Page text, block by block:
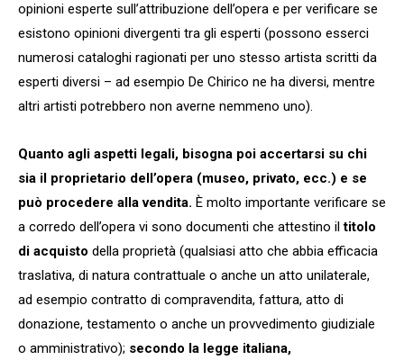
opinioni esperte sull’attribuzione dell’opera e per verificare se
esistono opinioni divergenti tra gli esperti (possono esserci
numerosi cataloghi ragionati per uno stesso artista scritti da
esperti diversi – ad esempio De Chirico ne ha diversi, mentre
altri artisti potrebbero non averne nemmeno uno).
Quanto agli aspetti legali, bisogna poi accertarsi su chi
sia il proprietario dell’opera (museo, privato, ecc.) e se
può procedere alla vendita. È molto importante verificare se
a corredo dell’opera vi sono documenti che attestino iltitolo
di acquisto della proprietà (qualsiasi atto che abbia efficacia
traslativa, di natura contrattuale o anche un atto unilaterale,
ad esempio contratto di compravendita, fattura, atto di
donazione, testamento o anche un provvedimento giudiziale
o amministrativo); secondo la legge italiana,